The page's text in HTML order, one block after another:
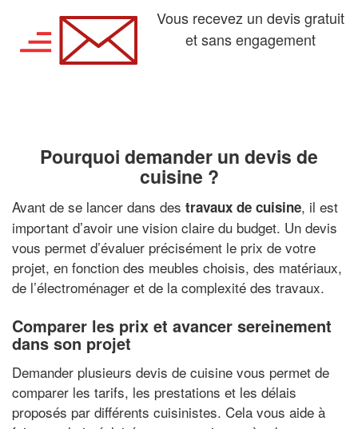
Vous recevez un devis gratuit
et sans engagement
Pourquoi demander un devis de
cuisine ?
Avant de se lancer dans des travaux de cuisine, il est
important d’avoir une vision claire du budget. Un devis
vous permet d’évaluer précisément le prix de votre
projet, en fonction des meubles choisis, des matériaux,
de l’électroménager et de la complexité des travaux.
Comparer les prix et avancer sereinement
dans son projet
Demander plusieurs devis de cuisine vous permet de
comparer les tarifs, les prestations et les délais
proposés par différents cuisinistes. Cela vous aide à